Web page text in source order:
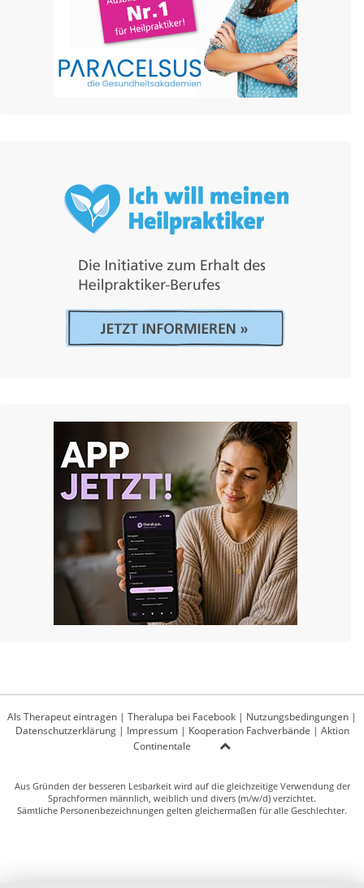
Als Therapeut eintragen | Theralupa bei Facebook | Nutzungsbedingungen |
Datenschutzerklärung| Impressum| Kooperation Fachverbände | Aktion
Continentale
Aus Gründen der besseren Lesbarkeit wird auf die gleichzeitige Verwendung der
Sprachformen männlich, weiblich und divers (m/w/d) verzichtet.
Sämtliche Personenbezeichnungen gelten gleichermaßen für alle Geschlechter.